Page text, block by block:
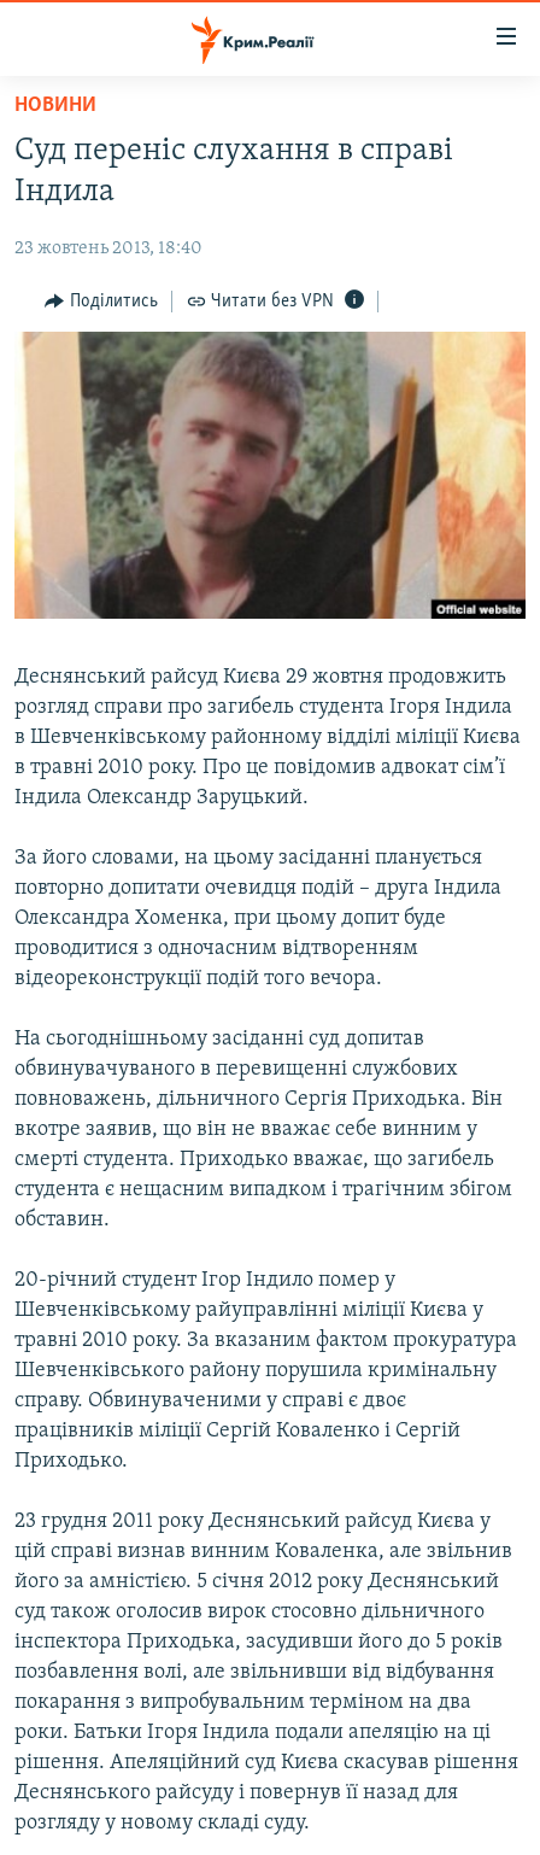
Перейти
основного
матеріалу
до
навігації
Перейти
ВОДА.КРИМ
ПОЛІТИКА
БЛОГИ
ПОГЛЯД
ІНТЕРВ'Ю
ВСЕ ЗА ДЕНЬ
СПЕЦПРОЕКТИ
ДЕПОРТАЦІЯ
ВІДЕОУРОКИ «ELIFBE»
СВІДЧЕННЯ ОКУПАЦІЇ
ЯК ОБІЙТИ БЛОКУВАННЯ
Русский
Qırımtatar
ДОЛУЧАЙСЯ!
Усі сайти RFE/RL
НОВИНИ
Суд переніс слухання в справі
Індила
23 жовтень 2013, 18:40
Поділитись Читати без VPN
Деснянський райсуд Києва 29 жовтня продовжить
розгляд справи про загибель студента Ігоря Індила
в Шевченківському районному відділі міліції Києва
в травні 2010 року. Про це повідомив адвокат сім’ї
Індила Олександр Заруцький.
За його словами, на цьому засіданні планується
повторно допитати очевидця подій – друга Індила
Олександра Хоменка, при цьому допит буде
проводитися з одночасним відтворенням
відеореконструкції подій того вечора.
На сьогоднішньому засіданні суд допитав
обвинувачуваного в перевищенні службових
повноважень, дільничного Сергія Приходька. Він
вкотре заявив, що він не вважає себе винним у
смерті студента. Приходько вважає, що загибель
студента є нещасним випадком і трагічним збігом
обставин.
20-річний студент Ігор Індило помер у
Шевченківському райуправлінні міліції Києва у
травні 2010 року. За вказаним фактом прокуратура
Шевченківського району порушила кримінальну
справу. Обвинуваченими у справі є двоє
працівників міліції Сергій Коваленко і Сергій
Приходько.
23 грудня 2011 року Деснянський райсуд Києва у
цій справі визнав винним Коваленка, але звільнив
його за амністією. 5 січня 2012 року Деснянський
суд також оголосив вирок стосовно дільничного
інспектора Приходька, засудивши його до 5 років
позбавлення волі, але звільнивши від відбування
покарання з випробувальним терміном на два
роки. Батьки Ігоря Індила подали апеляцію на ці
рішення. Апеляційний суд Києва скасував рішення
Деснянського райсуду і повернув її назад для
розгляду у новому складі суду.